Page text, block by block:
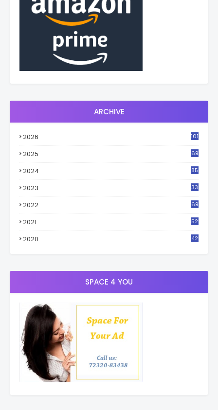
ARCHIVE
2026 101
2025 69
2024 85
2023
33
2022 69
2021
52
2020
42
SPACE 4 YOU